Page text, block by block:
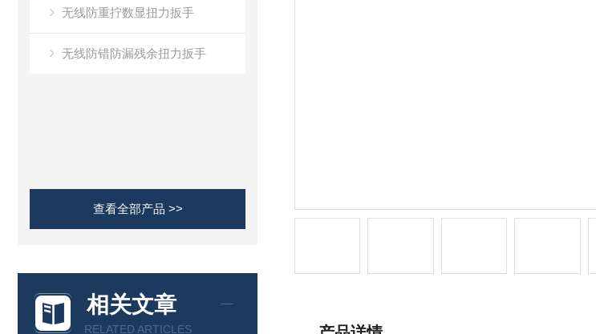
无线防重拧数显扭力扳手
无线防错防漏残余扭力扳手
查看全部产品 >>
相关文章
RELATED ARTICLES